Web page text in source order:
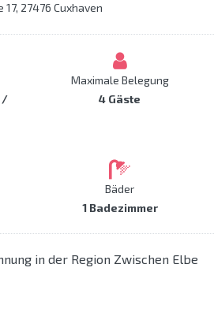
27476 Cuxhaven
/
Maximale Belegung
4 Gäste
Bäder
1 Badezimmer
in der Region Zwischen Elbe